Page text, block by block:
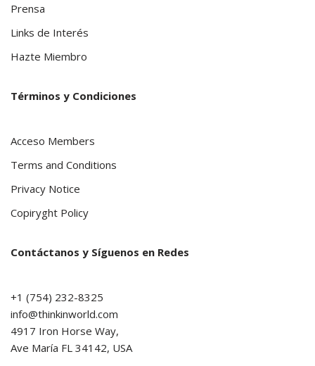
Prensa
Links de Interés
Hazte Miembro
Términos y Condiciones
Acceso Members
Terms and Conditions
Privacy Notice
Copiryght Policy
Contáctanos y Síguenos en Redes
+1 (754) 232-8325
info@thinkinworld.com
4917 Iron Horse Way,
Ave María FL 34142, USA